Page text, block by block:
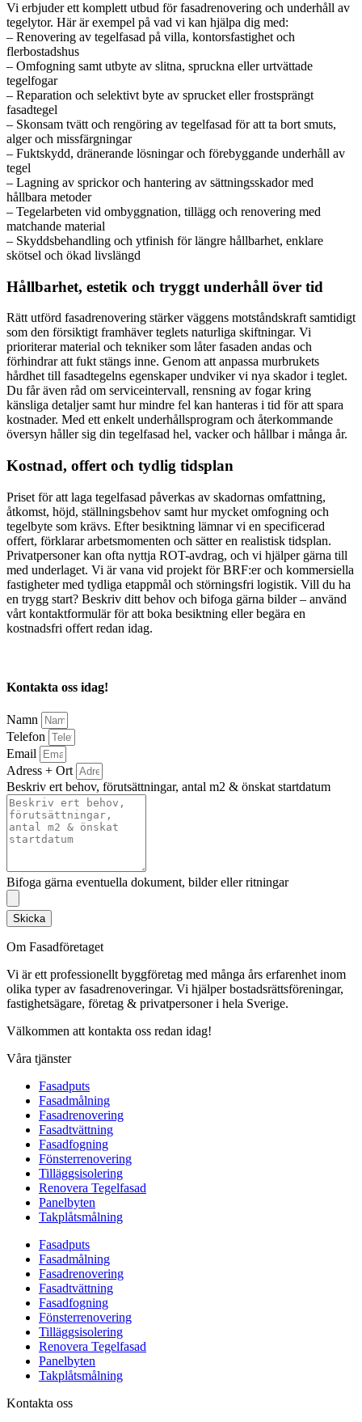
Vi erbjuder ett komplett utbud för fasadrenovering och underhåll av
tegelytor. Här är exempel på vad vi kan hjälpa dig med:
– Renovering av tegelfasad på villa, kontorsfastighet och
flerbostadshus
– Omfogning samt utbyte av slitna, spruckna eller urtvättade
tegelfogar
– Reparation och selektivt byte av sprucket eller frostsprängt
fasadtegel
– Skonsam tvätt och rengöring av tegelfasad för att ta bort smuts,
alger och missfärgningar
– Fuktskydd, dränerande lösningar och förebyggande underhåll av
tegel
– Lagning av sprickor och hantering av sättningsskador med
hållbara metoder
– Tegelarbeten vid ombyggnation, tillägg och renovering med
matchande material
– Skyddsbehandling och ytfinish för längre hållbarhet, enklare
skötsel och ökad livslängd
Hållbarhet, estetik och tryggt underhåll över tid
Rätt utförd fasadrenovering stärker väggens motståndskraft samtidigt
som den försiktigt framhäver teglets naturliga skiftningar. Vi
prioriterar material och tekniker som låter fasaden andas och
förhindrar att fukt stängs inne. Genom att anpassa murbrukets
hårdhet till fasadtegelns egenskaper undviker vi nya skador i teglet.
Du får även råd om serviceintervall, rensning av fogar kring
känsliga detaljer samt hur mindre fel kan hanteras i tid för att spara
kostnader. Med ett enkelt underhållsprogram och återkommande
översyn håller sig din tegelfasad hel, vacker och hållbar i många år.
Kostnad, offert och tydlig tidsplan
Priset för att laga tegelfasad påverkas av skadornas omfattning,
åtkomst, höjd, ställningsbehov samt hur mycket omfogning och
tegelbyte som krävs. Efter besiktning lämnar vi en specificerad
offert, förklarar arbetsmomenten och sätter en realistisk tidsplan.
Privatpersoner kan ofta nyttja ROT-avdrag, och vi hjälper gärna till
med underlaget. Vi är vana vid projekt för BRF:er och kommersiella
fastigheter med tydliga etappmål och störningsfri logistik. Vill du ha
en trygg start? Beskriv ditt behov och bifoga gärna bilder – använd
vårt kontaktformulär för att boka besiktning eller begära en
kostnadsfri offert redan idag.
Kontakta oss idag!
Namn
Telefon
Email
Adress + Ort
Beskriv ert behov, förutsättningar, antal m2 & önskat startdatum
Bifoga gärna eventuella dokument, bilder eller ritningar
Skicka
Om Fasadföretaget
Vi är ett professionellt byggföretag med många års erfarenhet inom
olika typer av fasadrenoveringar. Vi hjälper bostadsrättsföreningar,
fastighetsägare, företag & privatpersoner i hela Sverige.
Välkommen att kontakta oss redan idag!
Våra tjänster
Fasadputs
Fasadmålning
Fasadrenovering
Fasadtvättning
Fasadfogning
Fönsterrenovering
Tilläggsisolering
Renovera Tegelfasad
Panelbyten
Takplåtsmålning
Fasadputs
Fasadmålning
Fasadrenovering
Fasadtvättning
Fasadfogning
Fönsterrenovering
Tilläggsisolering
Renovera Tegelfasad
Panelbyten
Takplåtsmålning
Kontakta oss